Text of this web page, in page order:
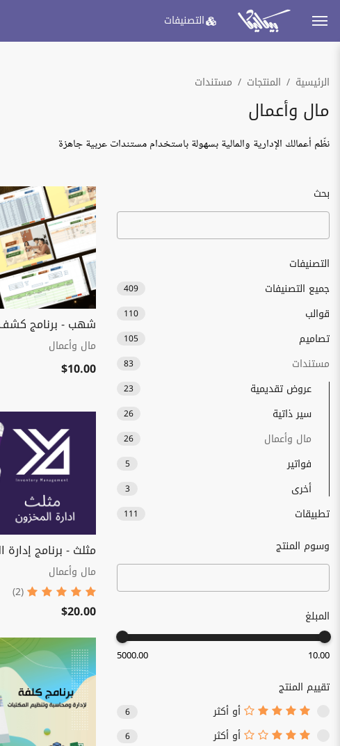
التصنيفات
الرئيسية المنتجات مستندات
مال وأعمال
نظّم أعمالك الإدارية والمالية بسهولة باستخدام مستندات عربية جاهزة
بحث
التصنيفات
جميع التصنيفات
409
قوالب 110
تصاميم 105
مستندات 83
عروض تقديمية 23
سير ذاتية 26
مال وأعمال 26
فواتير 5
أخرى 3
تطبيقات 111
وسوم المنتج
المبلغ
10.00
5000.00
تقييم المنتج
أو أكثر
6
أو أكثر 6
شهب - برنامج
مال وأعمال
$10.00
مثلث - برنامج إدارة
مال وأعمال
(2)
$20.00